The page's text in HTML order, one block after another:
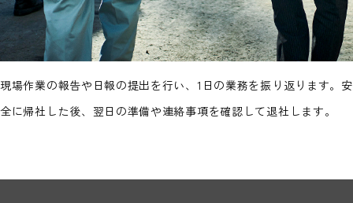
現場作業の報告や日報の提出を行い、1日の業務を振り返ります。安
全に帰社した後、翌日の準備や連絡事項を確認して退社します。